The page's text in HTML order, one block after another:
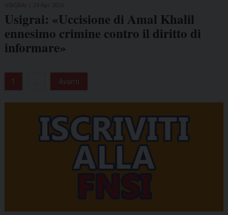
USIGRAI
Usigrai: «Uccisione di Amal Khalil
ennesimo crimine contro il diritto di
informare»
1 Avanti